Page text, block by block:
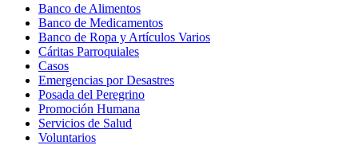
Banco de Alimentos
Banco de Medicamentos
Banco de Ropa y Artículos Varios
Cáritas Parroquiales
Casos
Emergencias por Desastres
Posada del Peregrino
Promoción Humana
Servicios de Salud
Voluntarios